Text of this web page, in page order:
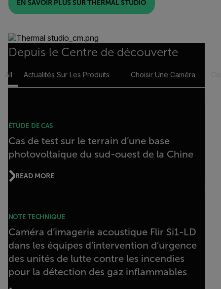
EN SAVOIR PLUS SUR THERMAL STUDIO
Depuis le Centre de découverte
All Actualités Sur Les Produits Choisir Une Caméra
ÉTUDE DE CAS
Cas de test sur le terrain d’une base
photovoltaïque du sud-ouest de la Chine
READ MORE
NOTE TECHNIQUE
Caméra d’imagerie acoustique Flir Si1-LD
dans les équipes d’intervention d’urgence
des unités de lutte contre les incendies
pour la détection des gaz inflammables